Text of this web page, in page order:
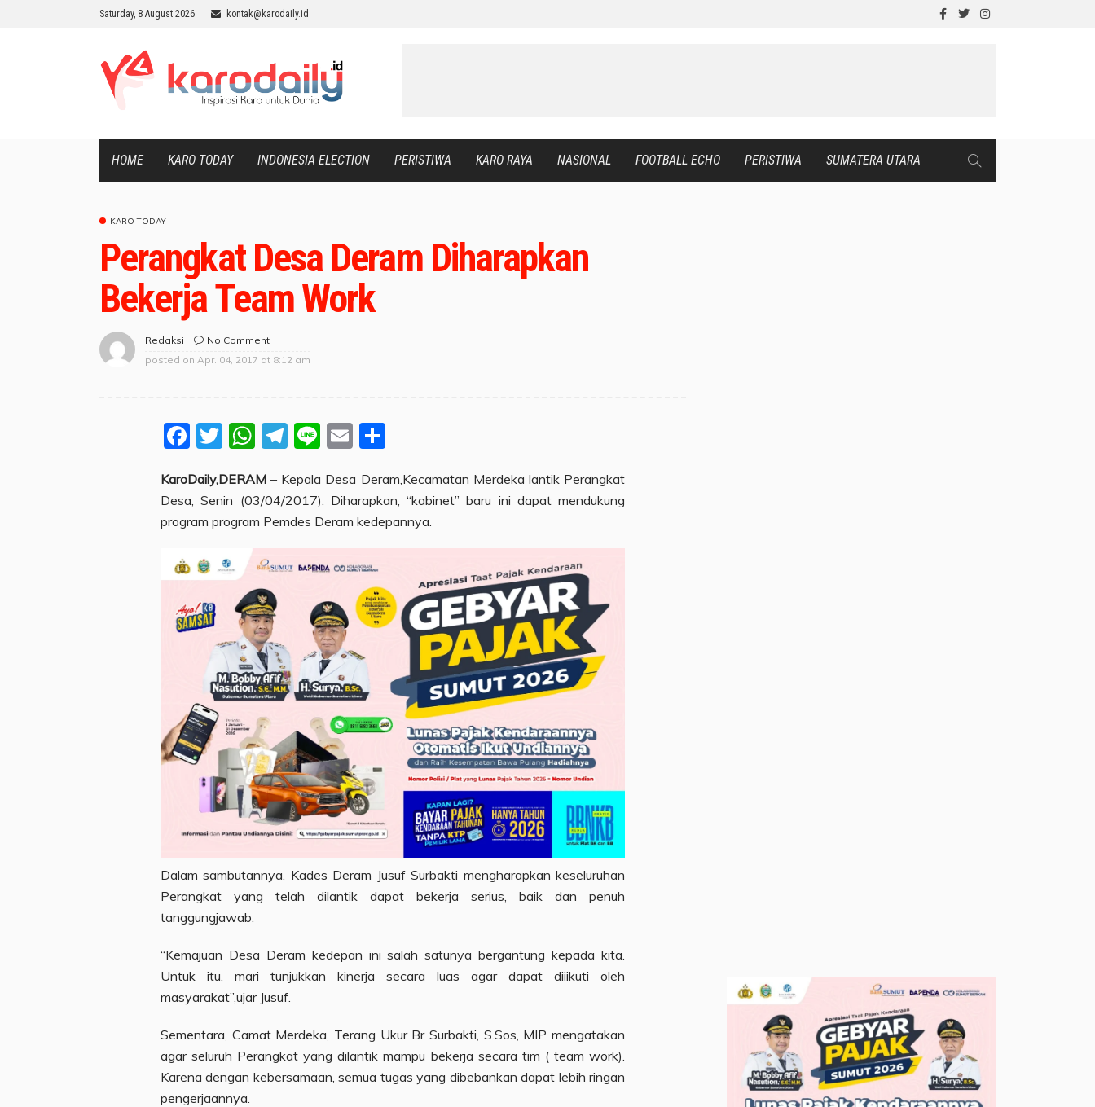
Saturday, 8 August 2026 kontak@karodaily.id
HOME KARO TODAY INDONESIA ELECTION PERISTIWA KARO RAYA NASIONAL FOOTBALL ECHO PERISTIWA SUMATERA UTARA
KARO TODAY
Perangkat Desa Deram Diharapkan
Bekerja Team Work
Redaksi
No Comment
posted on Apr. 04, 2017 at 8:12 am
Facebook
Twitter
WhatsApp
Telegram
LineEmail
KaroDaily,DERAM – Kepala Desa Deram,Kecamatan Merdeka lantik Perangkat
Desa, Senin (03/04/2017). Diharapkan, “kabinet” baru ini dapat mendukung
program program Pemdes Deram kedepannya.
Dalam sambutannya, Kades Deram Jusuf Surbakti mengharapkan keseluruhan
Perangkat yang telah dilantik dapat bekerja serius, baik dan penuh
tanggungjawab.
“Kemajuan Desa Deram kedepan ini salah satunya bergantung kepada kita.
Untuk itu, mari tunjukkan kinerja secara luas agar dapat diiikuti oleh
masyarakat”,ujar Jusuf.
Sementara, Camat Merdeka, Terang Ukur Br Surbakti, S.Sos, MIP mengatakan
agar seluruh Perangkat yang dilantik mampu bekerja secara tim ( team work).
Karena dengan kebersamaan, semua tugas yang dibebankan dapat lebih ringan
pengerjaannya.